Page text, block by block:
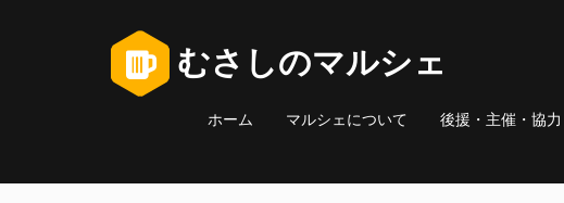
むさしのマルシェ
ホーム マルシェについて 後援・主催・協力